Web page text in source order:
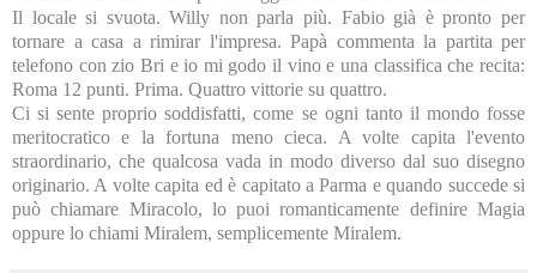
Il locale si svuota. Willy non parla più. Fabio già è pronto per
tornare a casa a rimirar l'impresa. Papà commenta la partita per
telefono con zio Bri e io mi godo il vino e una classifica che recita:
Roma 12 punti. Prima. Quattro vittorie su quattro.
Ci si sente proprio soddisfatti, come se ogni tanto il mondo fosse
meritocratico e la fortuna meno cieca. A volte capita l'evento
straordinario, che qualcosa vada in modo diverso dal suo disegno
originario. A volte capita ed è capitato a Parma e quando succede si
può chiamare Miracolo, lo puoi romanticamente definire Magia
oppure lo chiami Miralem, semplicemente Miralem.